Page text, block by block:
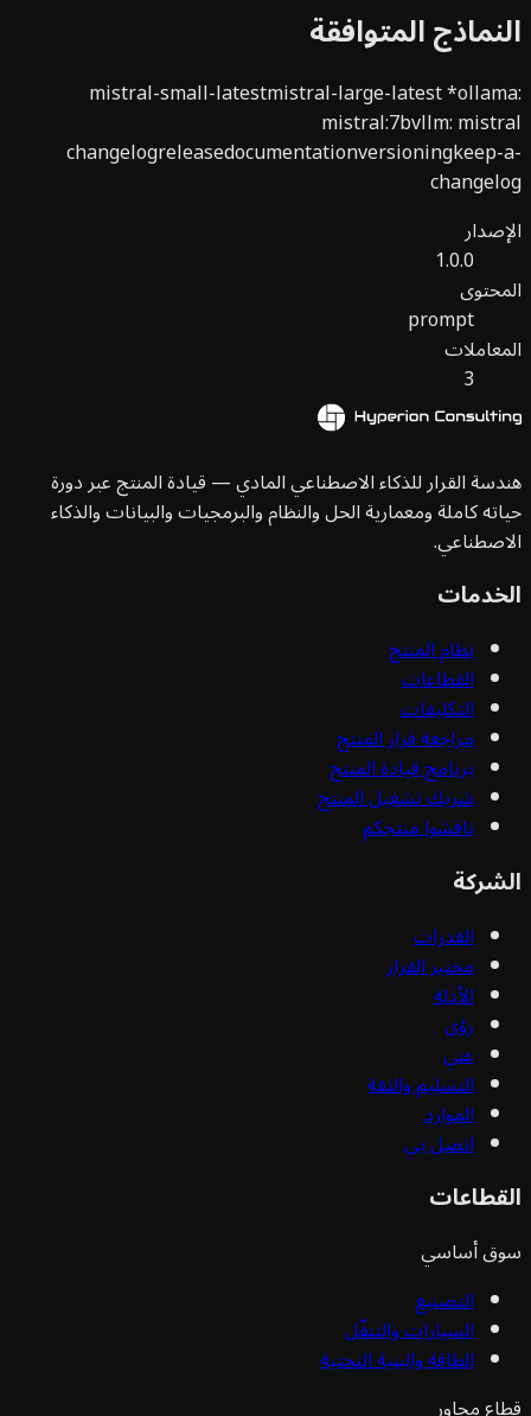
المتوافقة
mistral-small-latestmistral-large-latest*
mistral:7bvllm:
changelogreleasedocumentationversioning
1.0.0
prompt
القرار للذكاء الاصطناعي المادي — قيادة المنتج عبر دورة
كاملة ومعمارية الحل والنظام والبرمجيات والبيانات والذكاء
نظام المنتج
القطاعات
التكليفات
مراجعة قرار المنتج
برنامج قيادة المنتج
شريك تشغيل المنتج
ناقشوا منتجكم
القدرات
مختبر القرار
الأدلة
رؤى
عني
التسليم والثقة
الموارد
اتصل بي
أساسي
التصنيع
السيارات والتنقّل
الطاقة والبنية التحتية